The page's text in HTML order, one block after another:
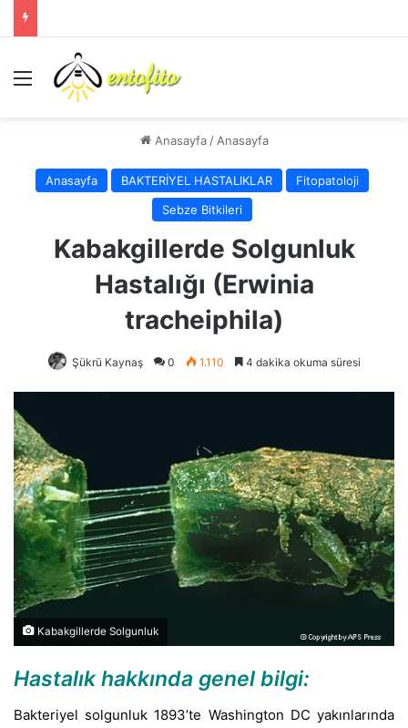
Menü
Anasayfa / Anasayfa
Anasayfa BAKTERİYEL HASTALIKLAR
Fitopatoloji
Sebze Bitkileri
Kabakgillerde Solgunluk
Hastalığı (Erwinia
tracheiphila)
Şükrü Kaynaş 0 1.110 4 dakika okuma süresi
Kabakgillerde Solgunluk
Hastalık hakkında genel bilgi:
Bakteriyel solgunluk 1893’te Washington DC yakınlarında